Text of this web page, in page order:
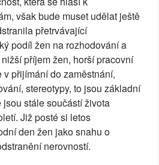
však bude muset udělat ještě
přetrvávající
podíl žen na rozhodování a
příjem žen, horší pracovní
přijímání do zaměstnání,
stereotypy, to jsou základní
stále součástí života
Již posté si letos
den žen jako snahu o
nerovností.